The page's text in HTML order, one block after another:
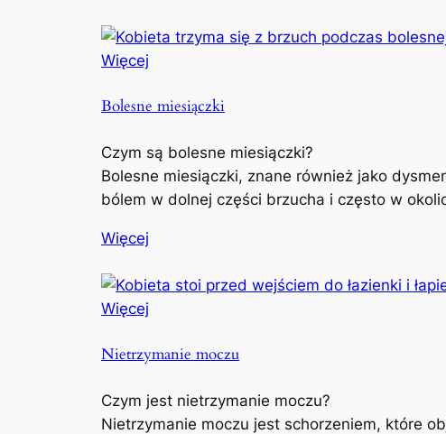
Więcej
Bolesne miesiączki
Czym są bolesne miesiączki?
Bolesne miesiączki, znane również jako
bólem w dolnej części brzucha i często w
Więcej
Więcej
Nietrzymanie moczu
Czym jest nietrzymanie moczu?
Nietrzymanie moczu jest schorzeniem, które